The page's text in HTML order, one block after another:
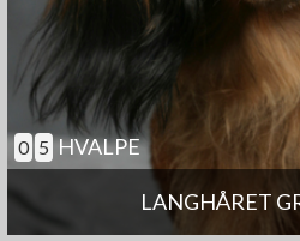
LANGHÅRET
0 5 HVALPE